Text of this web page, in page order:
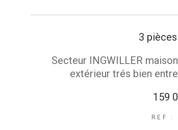
3
Secteur INGWILLER
extérieur trés bien
159
REF :